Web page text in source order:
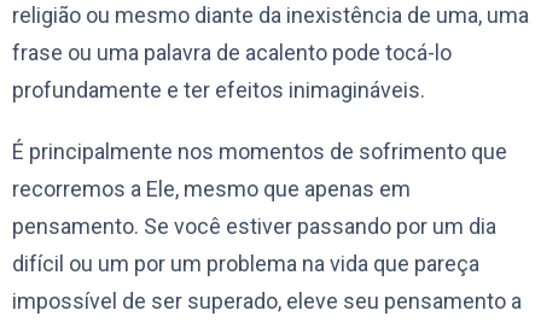
religião ou mesmo diante da inexistência de uma, uma
frase ou uma palavra de acalento pode tocá-lo
profundamente e ter efeitos inimagináveis.
É principalmente nos momentos de sofrimento que
recorremos a Ele, mesmo que apenas em
pensamento. Se você estiver passando por um dia
difícil ou um por um problema na vida que pareça
impossível de ser superado, eleve seu pensamento a